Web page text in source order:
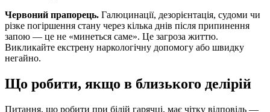
Червоний прапорець. Галюцинації, дезорієнтація, судоми чи
різке погіршення стану через кілька днів після припинення
запою — це не «минеться саме». Це загроза життю.
Викликайте екстрену наркологічну допомогу або швидку
негайно.
Що робити, якщо в близького делірій
Питання, що робити при білій гарячці, має чітку відповідь —